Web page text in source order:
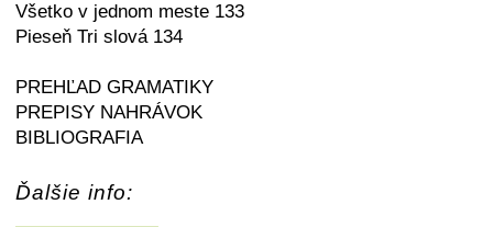
Všetko v jednom meste 133
Pieseň Tri slová 134
PREHĽAD GRAMATIKY
PREPISY NAHRÁVOK
BIBLIOGRAFIA
Ďalšie info: